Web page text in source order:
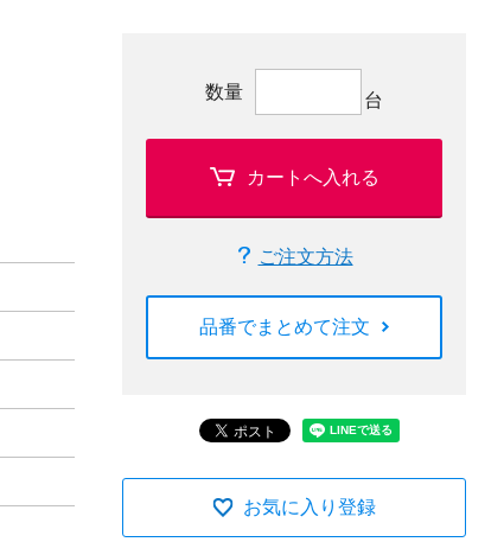
数量 台
カートへ入れる
ご注文方法
品番でまとめて注文
お気に入り登録